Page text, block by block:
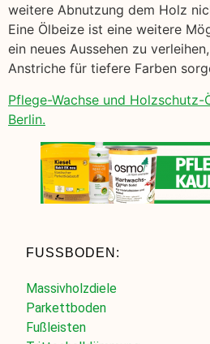
weitere Abnutzung dem Holz
Eine Ölbeize ist eine weitere
ein neues Aussehen zu
Anstriche für tiefere Farben
Pflege-Wachse und Holzschutz-
Berlin.
FUSSBODEN:
Massivholzdiele
Parkettboden
Fußleisten